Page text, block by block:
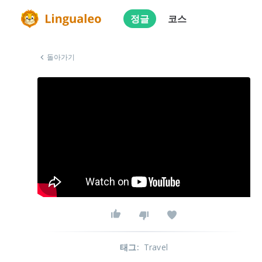
정글 코스
돌아가기
태그: Travel